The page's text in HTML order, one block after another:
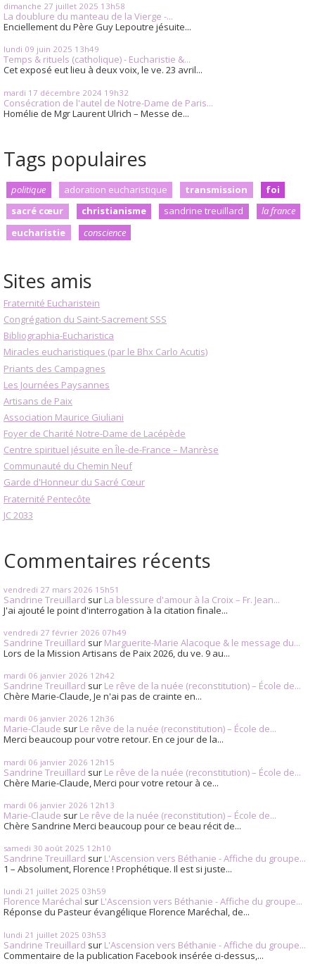
dimanche 27 juillet 2025 13h58
La doublure du manteau de la Vierge -...
Enciellement du Père Guy Lepoutre jésuite...
lundi 09 juin 2025 13h49
Temps & rituels (catholique) - Eucharistie &...
Cet exposé eut lieu à deux voix, le ve. 23 avril...
mardi 17 décembre 2024 19h32
Consécration de l'autel de Notre-Dame de Paris...
Homélie de Mgr Laurent Ulrich – Messe de...
Tags populaires
politique adoration eucharistique transmission
foi
sacré cœur
christianisme sandrine treuillard
la france
eucharistie
conscience
Sites amis
Fraternité Eucharistein
Congrégation du Saint-Sacrement SSS
Bibliographia-Eucharistica
Miracles eucharistiques (par le Bhx Carlo Acutis)
Priants des Campagnes
Les Journées Paysannes
Artisans de Paix
Association Maurice Giuliani
Foyer de Charité Notre-Dame de Lacépède
Centre spirituel jésuite en Île-de-France – Manrèse
Communauté du Chemin Neuf
Garde d'Honneur du Sacré Cœur
Fraternité Pentecôte
JC 2033
Commentaires récents
vendredi 27 mars 2026 15h51
Sandrine Treuillard sur La blessure d'amour à la Croix – Fr. Jean...
J'ai ajouté le point d'interrogation à la citation finale...
vendredi 27 février 2026 07h49
Sandrine Treuillard sur Marguerite-Marie Alacoque & le message du...
Lors de la Mission Artisans de Paix 2026, du ve. 9 au...
mardi 06 janvier 2026 12h42
Sandrine Treuillard sur Le rêve de la nuée (reconstitution) – École de...
Chère Marie-Claude, Je n'ai pas de crainte en...
mardi 06 janvier 2026 12h36
Marie-Claude sur Le rêve de la nuée (reconstitution) – École de...
Merci beaucoup pour votre retour. En ce jour de la...
mardi 06 janvier 2026 12h15
Sandrine Treuillard sur Le rêve de la nuée (reconstitution) – École de...
Chère Marie-Claude, Merci pour votre retour à ce...
mardi 06 janvier 2026 12h13
Marie-Claude sur Le rêve de la nuée (reconstitution) – École de...
Chère Sandrine Merci beaucoup pour ce beau récit de...
samedi 30 août 2025 12h10
Sandrine Treuillard sur L'Ascension vers Béthanie - Affiche du groupe...
1 – Absolument, Florence ! Prophétique. Il est si juste...
lundi 21 juillet 2025 03h59
Florence Maréchal sur L'Ascension vers Béthanie - Affiche du groupe...
Réponse du Pasteur évangélique Florence Maréchal, de...
lundi 21 juillet 2025 03h53
Sandrine Treuillard sur L'Ascension vers Béthanie - Affiche du groupe...
Commentaire de la publication Facebook insérée ci-dessus,...